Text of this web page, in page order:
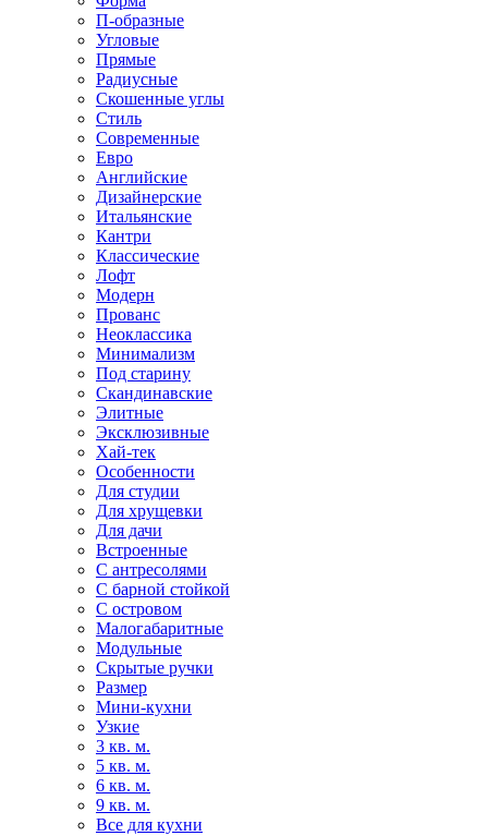
П-образные
Угловые
Прямые
Радиусные
Скошенные углы
Стиль
Современные
Евро
Английские
Дизайнерские
Итальянские
Кантри
Классические
Лофт
Модерн
Прованс
Неоклассика
Минимализм
Под старину
Скандинавские
Элитные
Эксклюзивные
Хай-тек
Особенности
Для студии
Для хрущевки
Для дачи
Встроенные
С антресолями
С барной стойкой
С островом
Малогабаритные
Модульные
Скрытые ручки
Размер
Мини-кухни
Узкие
3 кв. м.
5 кв. м.
6 кв. м.
9 кв. м.
Все для кухни